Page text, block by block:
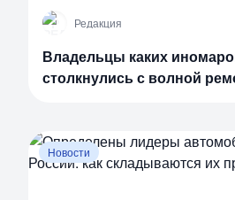
Р Редакция
Владельцы каких
столкнулись с волной
Новости